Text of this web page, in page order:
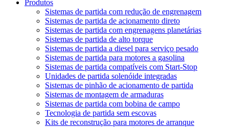
Produtos
Sistemas de partida com redução de engrenagem
Sistemas de partida de acionamento direto
Sistemas de partida com engrenagens planetárias
Sistemas de partida de alto torque
Sistemas de partida a diesel para serviço pesado
Sistemas de partida para motores a gasolina
Sistemas de partida compatíveis com Start-Stop
Unidades de partida solenóide integradas
Sistemas de pinhão de acionamento de partida
Sistemas de montagem de armaduras
Sistemas de partida com bobina de campo
Tecnologia de partida sem escovas
Kits de reconstrução para motores de arranque